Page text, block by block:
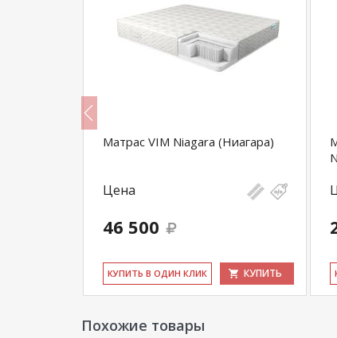
Матрас VIM Niagara (Ниагара)
Цена
46 500
КУ­ПИТЬ В ОДИН КЛИК КУПИТЬ
Похожие товары